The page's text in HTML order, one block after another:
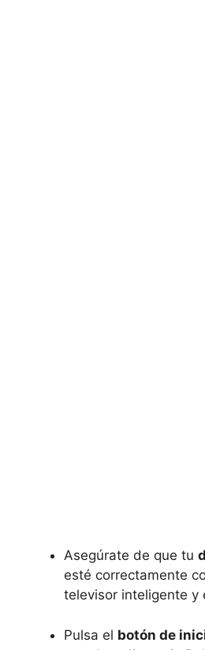
Asegúrate de que tu
esté correctamente
televisor inteligente y
Pulsa el botón de